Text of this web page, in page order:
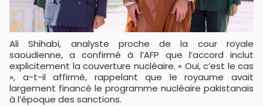
Ali Shihabi, analyste proche de la cour royale
saoudienne, a confirmé à l’AFP que l’accord inclut
explicitement la couverture nucléaire. « Oui, c’est le cas
», a-t-il affirmé, rappelant que le royaume avait
largement financé le programme nucléaire pakistanais
à l’époque des sanctions.